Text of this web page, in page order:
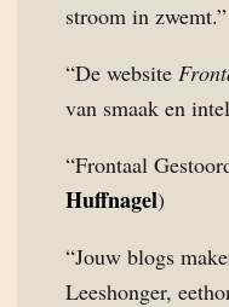
stroom in
“De website
van smaak en
“Frontaal
Huffnagel)
“Jouw blogs
Leeshonger,